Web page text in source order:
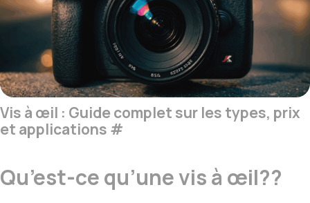
Vis à œil : Guide complet sur les types, prix
et applications #
Qu’est-ce qu’une vis à œil??